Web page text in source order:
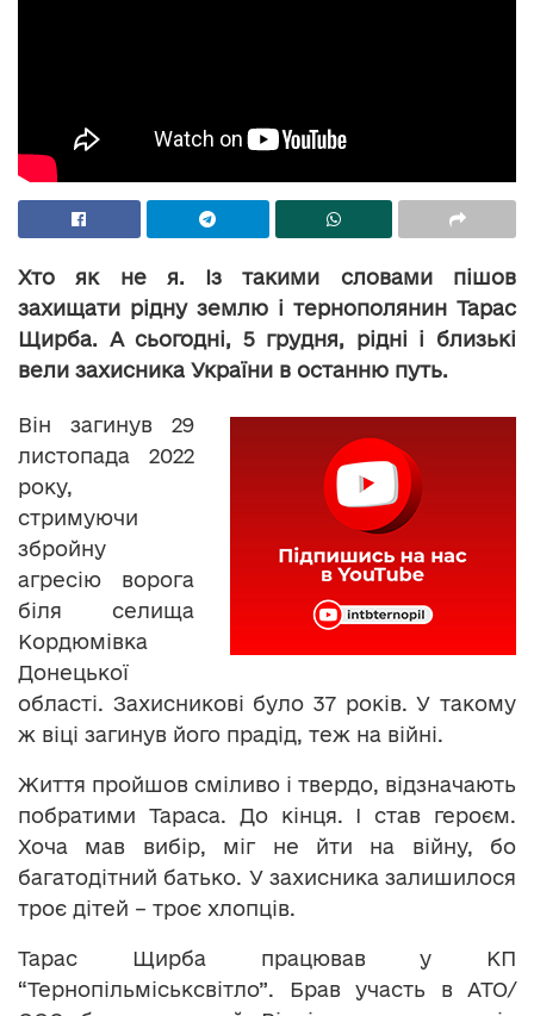
Хто як не я. Із такими словами пішов
захищати рідну землю і тернополянин Тарас
Щирба. А сьогодні, 5 грудня, рідні і близькі
вели захисника України в останню путь.
Він загинув 29
листопада 2022
року,
стримуючи
збройну
агресію ворога
біля селища
Кордюмівка
Донецької
області. Захисникові було 37 років. У такому
ж віці загинув його прадід, теж на війні.
Життя пройшов сміливо і твердо, відзначають
побратими Тараса. До кінця. І став героєм.
Хоча мав вибір, міг не йти на війну, бо
багатодітний батько. У захисника залишилося
троє дітей – троє хлопців.
Тарас Щирба працював у КП
“Тернопільміськсвітло”. Брав участь в АТО/